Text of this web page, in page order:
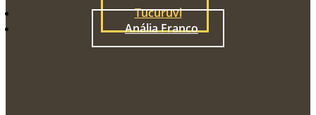
Tucuruvi
Anália Franco